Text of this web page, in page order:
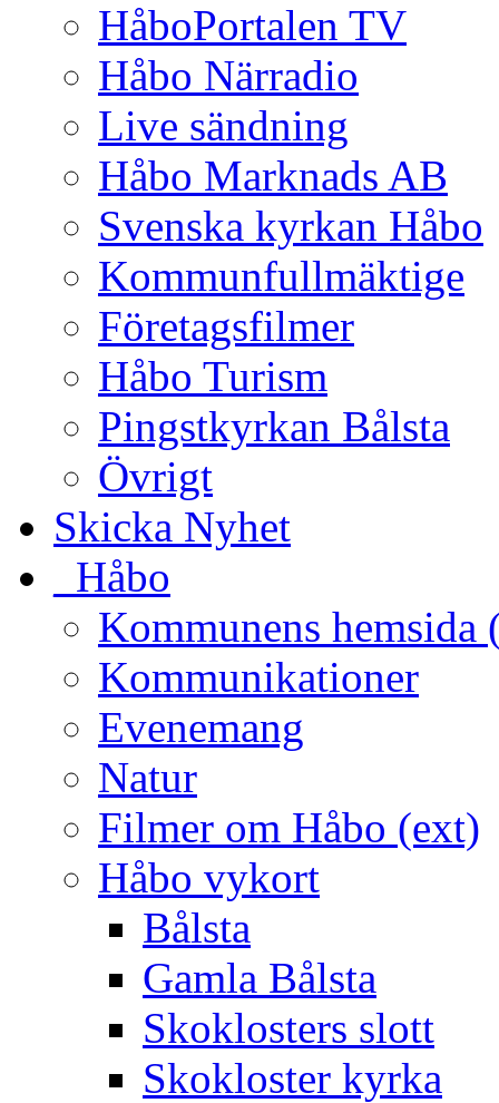
HåboPortalen TV
Håbo Närradio
Live sändning
Håbo Marknads AB
Svenska kyrkan Håbo
Kommunfullmäktige
Företagsfilmer
Håbo Turism
Pingstkyrkan Bålsta
Övrigt
Skicka Nyhet
_Håbo
Kommunens hemsida
Kommunikationer
Evenemang
Natur
Filmer om Håbo (ext)
Håbo vykort
Bålsta
Gamla Bålsta
Skoklosters slott
Skokloster kyrka